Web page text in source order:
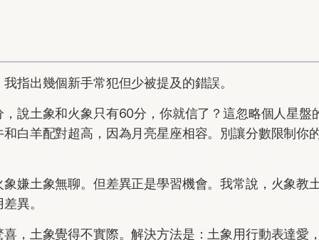
指出幾個新手常犯但少被提及的錯誤。
說土象和火象只有60分，你就信了？這忽略個人星盤
白羊配對超高，因為月亮星座相容。別讓分數限制你
嫌土象無聊。但差異正是學習機會。我常說，火象教
異。
，土象覺得不實際。解決方法是：土象用行動表達愛